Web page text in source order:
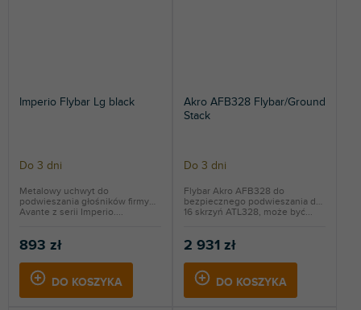
Imperio Flybar Lg black
Do 3 dni
893 zł
DO KOSZYKA
Metalowy uchwyt do
podwieszania głośników firmy
Avante z serii Imperio....
Akro AFB328 Flybar/Ground
Stack
Do 3 dni
2 931 zł
DO KOSZYKA
Flybar Akro AFB328 do
bezpiecznego podwieszania do
16 skrzyń ATL328, może być...